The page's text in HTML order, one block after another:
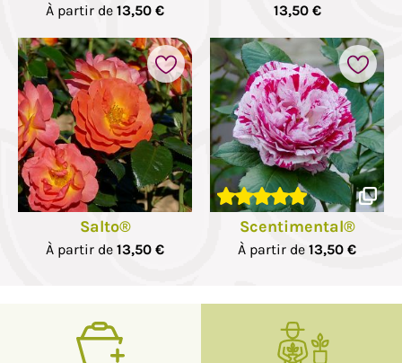
À partir de 13,50 € 13,50 €
Salto®
À partir de 13,50 €
Scentimental®
À partir de 13,50 €